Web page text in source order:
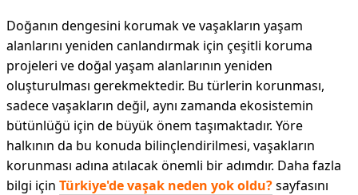
Doğanın dengesini korumak ve vaşakların yaşam
alanlarını yeniden canlandırmak için çeşitli koruma
projeleri ve doğal yaşam alanlarının yeniden
oluşturulması gerekmektedir. Bu türlerin korunması,
sadece vaşakların değil, aynı zamanda ekosistemin
bütünlüğü için de büyük önem taşımaktadır. Yöre
halkının da bu konuda bilinçlendirilmesi, vaşakların
korunması adına atılacak önemli bir adımdır. Daha fazla
bilgi için Türkiye'de vaşak neden yok oldu?sayfasını